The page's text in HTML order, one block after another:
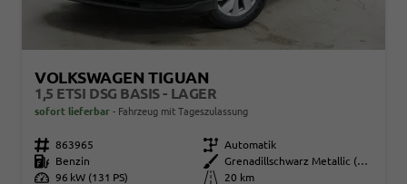
VOLKSWAGEN TIGUAN
1,5 ETSI DSG BASIS - LAGER
sofort lieferbar Fahrzeug mit Tageszulassung
Fahrzeugnr. 863965 Getriebe Automatik
Kraftstoff
Benzin Außenfarbe
Grenadillschwarz Metallic (0E)
Leistung 96 kW (131 PS) Kilometerstand
20 km